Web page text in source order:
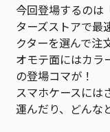
今回登場するのは
ターズストアで最
クターを選んで注
オモテ面にはカラ
の登場コマが！
スマホケースには
運んだり、どんな